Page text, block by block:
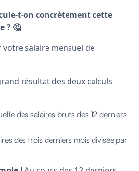
t-on concrètement cette
? 🤔
votre salaire mensuel de
résultat des deux calculs
des salaires bruts des 12 derniers
des trois derniers mois divisée par